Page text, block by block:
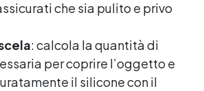
Resine colori See
che sia pulito e privo
: calcola la quantità di
per coprire l’oggetto e
il silicone con il